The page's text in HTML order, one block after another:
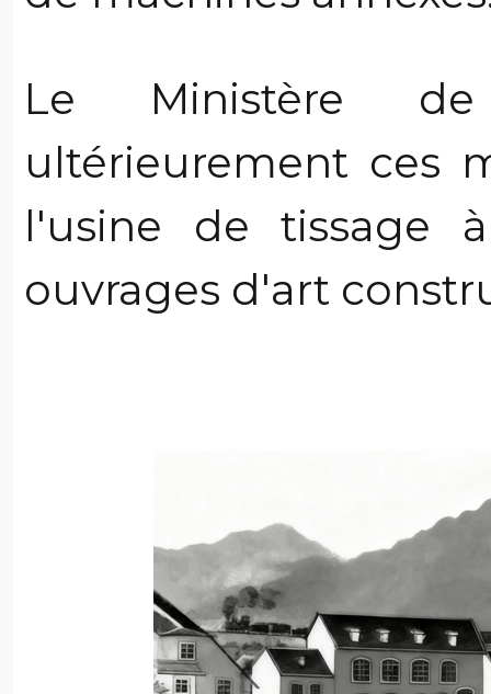
Le Ministère de
ultérieurement ces
l'usine de tissage
ouvrages d'art